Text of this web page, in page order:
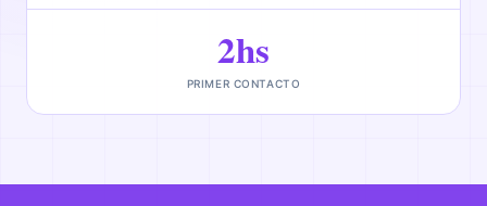
2hs
PRIMER CONTACTO